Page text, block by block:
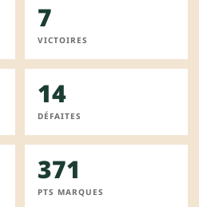
7
VICTOIRES
14
DÉFAITES
371
PTS MARQUES